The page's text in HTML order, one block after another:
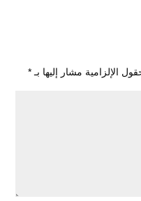
الإلزامية مشار إليها بـ *